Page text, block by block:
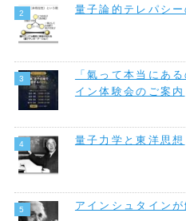
量子論的テレパシー
「氣って本当にあ
イン体験会のご案内
量子力学と東洋思想
アインシュタイン